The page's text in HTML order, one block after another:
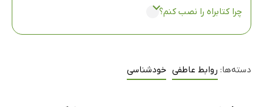
چرا کتابراه را نصب کنم؟
دسته‌ها: روابط عاطفی خودشناسی